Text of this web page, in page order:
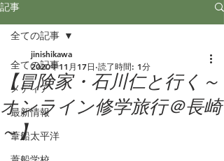
記事
全ての記事
メディア
最新情報
葦船太平洋
全ての記事
【冒険家・石川仁と行く～
オンライン修学旅行＠長崎
～】
jinishikawa
2020年11月17日 読了時間: 1分